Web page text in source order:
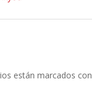
están marcados con